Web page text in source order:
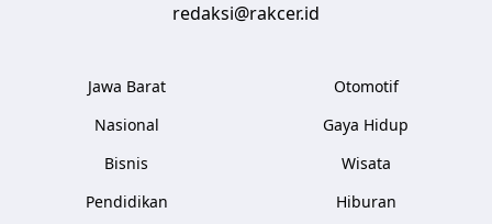
redaksi@rakcer.id
Jawa Barat
Nasional
Bisnis
Pendidikan
Otomotif
Gaya Hidup
Wisata
Hiburan